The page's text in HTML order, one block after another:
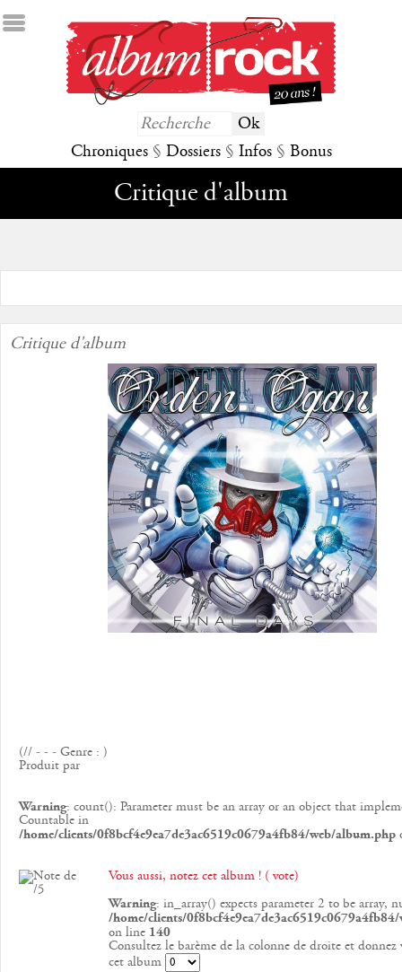
Chroniques § Dossiers § Infos § Bonus
Critique d'album
Critique d'album
(// - - - Genre : )
Produit par
Warning: count(): Parameter must be an array or an object that
Countable in
/home/clients/0f8bcf4e9ea7de3ac6519c0679a4fb84/web/album.php
Vous aussi, notez cet album ! ( vote)
Warning: in_array() expects parameter 2 to be array,
/home/clients/
on line 140
Consultez le barème de la colonne de droite et donnez
cet album